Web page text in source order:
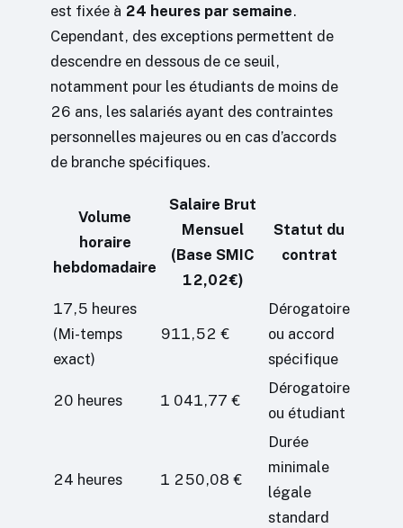
est fixée à 24 heures par semaine.
Cependant, des exceptions permettent de
descendre en dessous de ce seuil,
notamment pour les étudiants de moins de
26 ans, les salariés ayant des contraintes
personnelles majeures ou en cas d’accords
de branche spécifiques.
Volume
horaire
hebdomadaire
Salaire Brut
Mensuel
(Base SMIC
12,02€)
Statut du
contrat
17,5 heures
(Mi-temps
exact)
911,52 €
Dérogatoire
ou accord
spécifique
20 heures 1 041,77 €
Dérogatoire
ou étudiant
24 heures 1 250,08 €
Durée
minimale
légale
standard